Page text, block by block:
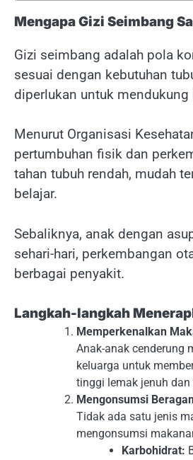
Mengapa Gizi Seimbang
Gizi seimbang adalah pola
sesuai dengan kebutuhan
diperlukan untuk
Menurut Organisasi
pertumbuhan fisik dan
tahan tubuh rendah, mudah
belajar.
Sebaliknya, anak dengan
sehari-hari, perkembangan
berbagai penyakit.
Langkah-langkah
Memperkenalkan
Anak-anak cenderung
keluarga untuk
tinggi lemak jenuh dan
Mengonsumsi
Tidak ada satu jenis
mengonsumsi
Karbohidrat: